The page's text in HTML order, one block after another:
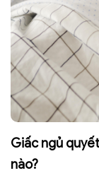
Giấc ngủ
nào?